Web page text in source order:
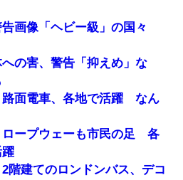
告画像「ヘビー級」の国々
への害、警告「抑えめ」な
路面電車、各地で活躍 なん
ロープウェーも市民の足 各
2階建てのロンドンバス、デコ